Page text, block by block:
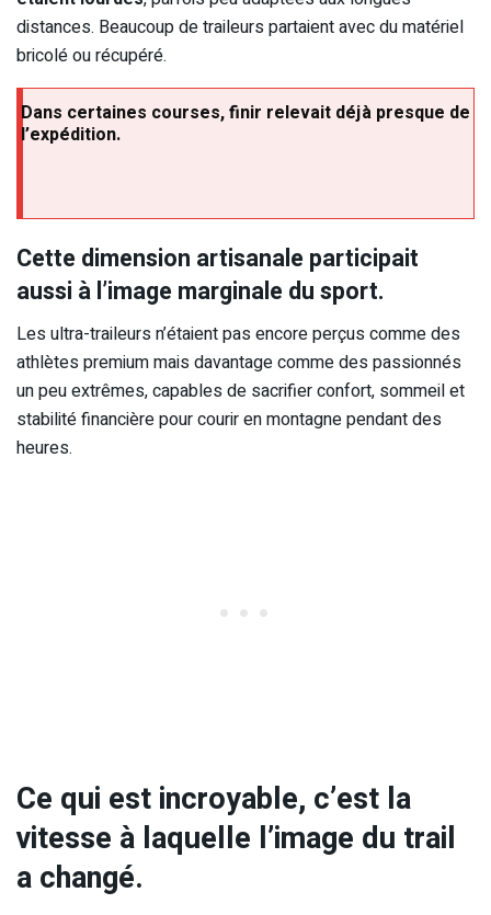
distances. Beaucoup de traileurs partaient avec du matériel
bricolé ou récupéré.
Dans certaines courses, finir relevait déjà presque de
l’expédition.
Cette dimension artisanale participait
aussi à l’image marginale du sport.
Les ultra-traileurs n’étaient pas encore perçus comme des
athlètes premium mais davantage comme des passionnés
un peu extrêmes, capables de sacrifier confort, sommeil et
stabilité financière pour courir en montagne pendant des
heures.
Ce qui est incroyable, c’est la
vitesse à laquelle l’image du trail
a changé.